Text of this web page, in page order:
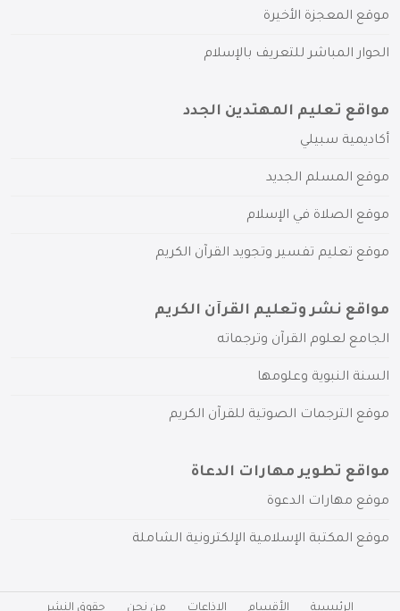
موقع المعجزة الأخيرة
الحوار المباشر للتعريف بالإسلام
مواقع تعليم المهتدين الجدد
أكاديمية سبيلي
موقع المسلم الجديد
موقع الصلاة في الإسلام
موقع تعليم تفسير وتجويد القرآن الكريم
مواقع نشر وتعليم القرآن الكريم
الجامع لعلوم القرآن وترجماته
السنة النبوية وعلومها
موقع الترجمات الصوتية للقرآن الكريم
مواقع تطوير مهارات الدعاة
موقع مهارات الدعوة
موقع المكتبة الإسلامية الإلكترونية الشاملة
الرئيسية الأقسام الإذاعات من نحن حقوق النشر